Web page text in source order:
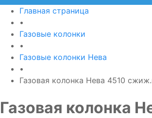
Главная страница
•
Газовые колонки
•
Газовые колонки Нева
•
Газовая колонка Нева 4510
Газовая колонка